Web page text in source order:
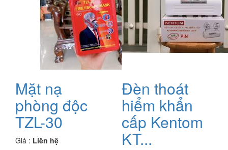
Mặt nạ
phòng độc
TZL-30
Giá : Liên hệ
Đèn thoát
hiểm khẩn
cấp Kentom
KT...